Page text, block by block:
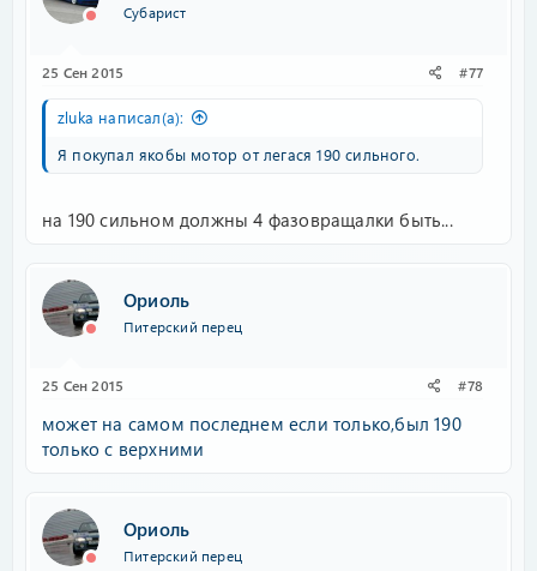
Субарист
25 Сен 2015 #77
zluka написал(а):
Я покупал якобы мотор от легася 190 сильного.
на 190 сильном должны 4 фазовращалки быть...
Ориоль
Питерский перец
25 Сен 2015 #78
может на самом последнем если только,был 190
только с верхними
Ориоль
Питерский перец